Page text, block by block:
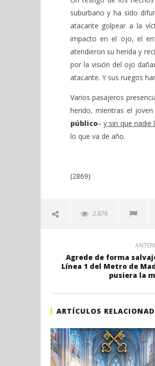
suburbano y ha sido
atacante golpear a la
impacto en el ojo, el
atendieron su herida y
por la visión del ojo
atacante. Y sus ruegos
Varios pasajeros
herido, mientras el
público– y sin que nadie
lo que va de año.
(2869)
2.87K
Agrede de forma
Línea 1 del Metro de
pusiera la
ARTÍCULOS